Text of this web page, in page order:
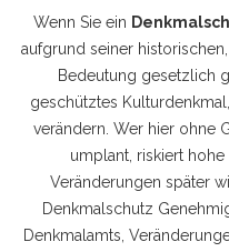
Wenn Sie ein
aufgrund seiner
Bedeutung gesetzlich
geschütztes Kulturdenkmal
verändern. Wer hier ohne
umplant, riskiert
Veränderungen später
Denkmalschutz
Denkmalamts,